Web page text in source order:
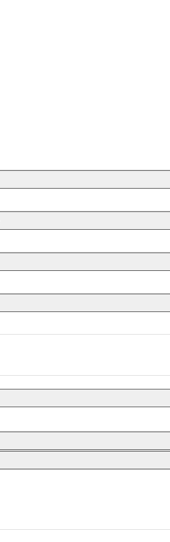
Říjen
PO ÚT ST ČT